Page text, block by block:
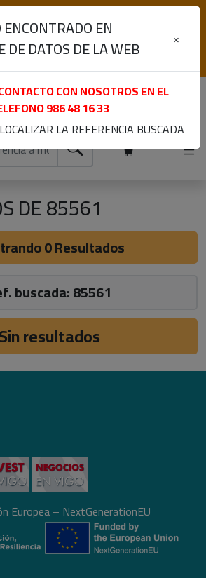
de 9:00 a 13:30 y 15:30 a 19:00
sesión
Registrarme
DE 85561
0 Resultados
buscada: 85561
Sin resultados
Europea – NextGenerationEU
EN
DE DATOS DE LA WEB
×
CON NOSOTROS EN EL
986 48 16 33
LA REFERENCIA BUSCADA